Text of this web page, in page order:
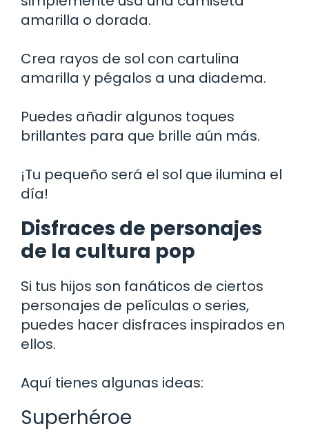
amarilla o dorada.
Crea rayos de sol con cartulina
amarilla y pégalos a una diadema.
Puedes añadir algunos toques
brillantes para que brille aún más.
¡Tu pequeño será el sol que ilumina el
día!
Disfraces de personajes
de la cultura pop
Si tus hijos son fanáticos de ciertos
personajes de películas o series,
puedes hacer disfraces inspirados en
ellos.
Aquí tienes algunas ideas:
Superhéroe